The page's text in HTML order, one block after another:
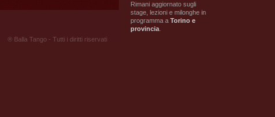
Rimani aggiornato sugli
stage, lezioni e milonghe in
programma a Torino e
provincia
® Balla Tango - Tutti i diritti riservati